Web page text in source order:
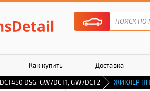
Как купить Доставка
DSG, GW7DCT1, GW7DCT2 ЖИКЛЁР